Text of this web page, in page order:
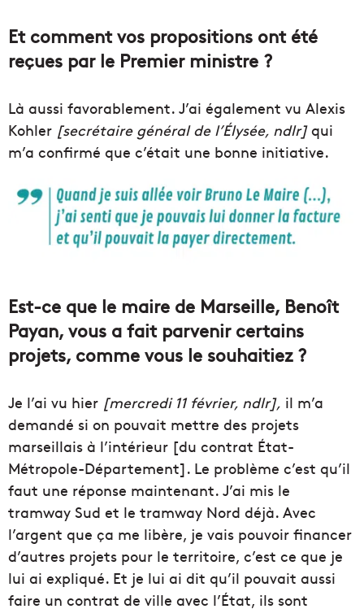
Et comment vos propositions ont été
reçues par le Premier ministre ?
Là aussi favorablement. J’ai également vu Alexis
Kohler [secrétaire général de l’Élysée, ndlr]qui
m’a confirmé que c’était une bonne initiative.
Est-ce que le maire de Marseille, Benoît
Payan, vous a fait parvenir certains
projets, comme vous le souhaitiez ?
Je l’ai vu hier [mercredi 11 février, ndlr], il m’a
demandé si on pouvait mettre des projets
marseillais à l’intérieur [du contrat État-
Métropole-Département]. Le problème c’est qu’il
faut une réponse maintenant. J’ai mis le
tramway Sud et le tramway Nord déjà. Avec
l’argent que ça me libère, je vais pouvoir financer
d’autres projets pour le territoire, c’est ce que je
lui ai expliqué. Et je lui ai dit qu’il pouvait aussi
faire un contrat de ville avec l’État, ils sont